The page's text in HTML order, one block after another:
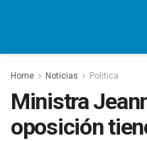
Home Noticias Politica
Ministra
oposición